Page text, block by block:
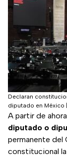
Declaran
diputado en México
A partir de
diputado o
permanente del
constitucional